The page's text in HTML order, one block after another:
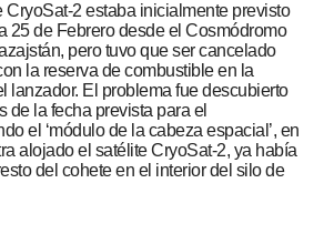
CryoSat-2 estaba inicialmente previsto
25 de Febrero desde el Cosmódromo
pero tuvo que ser cancelado
la reserva de combustible en la
lanzador. El problema fue descubierto
de la fecha prevista para el
el ‘módulo de la cabeza espacial’, en
alojado el satélite CryoSat-2, ya había
del cohete en el interior del silo de